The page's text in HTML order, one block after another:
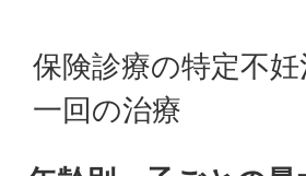
保険診療の特定不
一回の治療